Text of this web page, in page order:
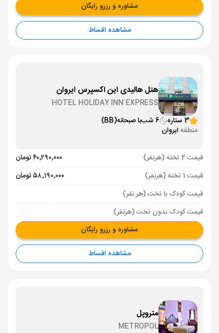
مشاوره و رزرو رایگان
مشاهده اقساط
هتل هالیدی این اکسپرس ایروان
HOTEL HOLIDAY INN EXPRESS
3 ستاره
6 شب با صبحانه(BB)
منطقه:ایروان
قیمت 2 تخته (هرنفر)
۴۰٬۲۹۰٬۰۰۰ تومان
قیمت 1 تخته (هرنفر)
۵۸٬۱۹۰٬۰۰۰ تومان
قیمت کودک با تخت (هر نفر)
قیمت کودک بدون تخت (هرنفر)
مشاوره و رزرو رایگان
مشاهده اقساط
متروپل
METROPOL